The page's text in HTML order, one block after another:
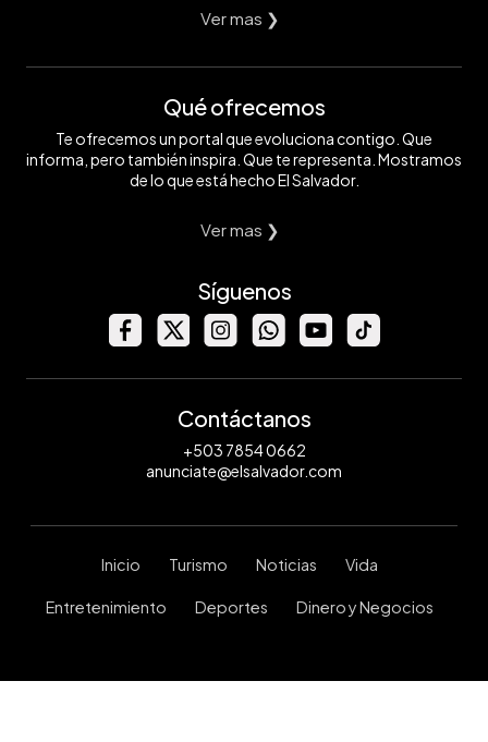
Ver mas ❯
Qué ofrecemos
Te ofrecemos un portal que evoluciona contigo. Que
informa, pero también inspira. Que te representa. Mostramos
de lo que está hecho El Salvador.
Ver mas ❯
Síguenos
Contáctanos
+503 7854 0662
anunciate@elsalvador.com
Inicio Turismo Noticias Vida
Entretenimiento Deportes Dinero y Negocios